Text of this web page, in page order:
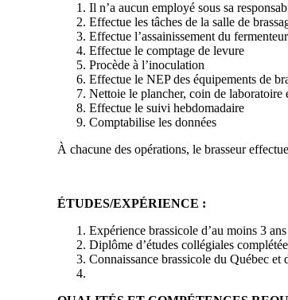
Il n’a aucun employé sous sa
Effectue les tâches de la salle de
Effectue l’assainissement du
Effectue le comptage de levure
Procède à l’inoculation
Effectue le NEP des équipements de
Nettoie le plancher, coin de laboratoire
Effectue le suivi hebdomadaire
Comptabilise les données
À chacune des opérations, le brasseur
ÉTUDES/EXPÉRIENCE :
Expérience brassicole d’au moins 3 ans
Diplôme d’études collégiales
Connaissance brassicole du Québec et